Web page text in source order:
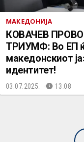
МАКЕДОНИЈА
КОВАЧЕВ
ТРИУМФ: Во ЕП
македонскиот
идентитет!
03.07.2025. 13:08